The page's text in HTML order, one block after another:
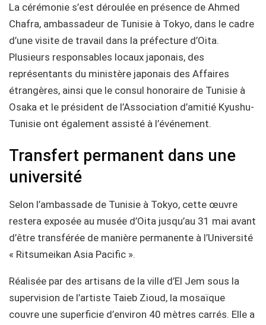
La cérémonie s’est déroulée en présence de Ahmed
Chafra, ambassadeur de Tunisie à Tokyo, dans le cadre
d’une visite de travail dans la préfecture d’Oita.
Plusieurs responsables locaux japonais, des
représentants du ministère japonais des Affaires
étrangères, ainsi que le consul honoraire de Tunisie à
Osaka et le président de l’Association d’amitié Kyushu-
Tunisie ont également assisté à l’événement.
Transfert permanent dans une
université
Selon l’ambassade de Tunisie à Tokyo, cette œuvre
restera exposée au musée d’Oita jusqu’au 31 mai avant
d’être transférée de manière permanente à l’Université
« Ritsumeikan Asia Pacific ».
Réalisée par des artisans de la ville d’El Jem sous la
supervision de l’artiste Taieb Zioud, la mosaïque
couvre une superficie d’environ 40 mètres carrés. Elle a